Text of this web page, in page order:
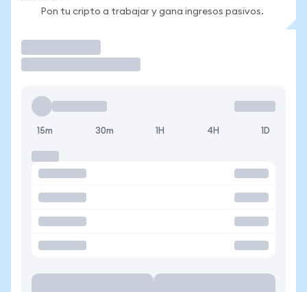
Pon tu cripto a trabajar y gana ingresos pasivos.
15m 30m 1H 4H 1D